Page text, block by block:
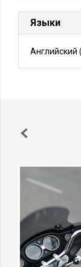
Языки
Английский